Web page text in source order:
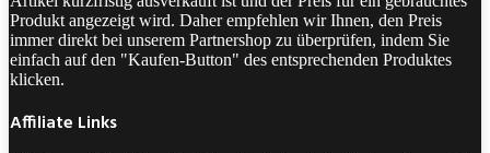
Produkt angezeigt wird. Daher empfehlen wir Ihnen, den Preis
immer direkt bei unserem Partnershop zu überprüfen, indem Sie
einfach auf den "Kaufen-Button" des entsprechenden Produktes
klicken.
Affiliate Links